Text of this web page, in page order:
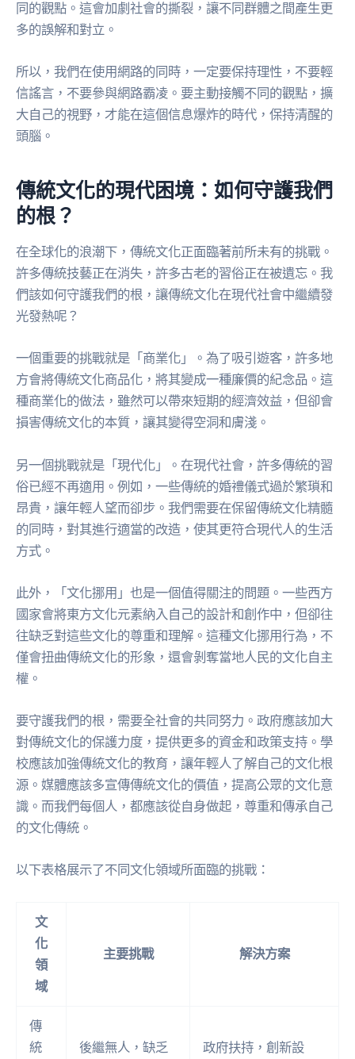
同的觀點。這會加劇社會的撕裂，讓不同群體之間產生更
多的誤解和對立。
所以，我們在使用網路的同時，一定要保持理性，不要輕
信謠言，不要參與網路霸凌。要主動接觸不同的觀點，擴
大自己的視野，才能在這個信息爆炸的時代，保持清醒的
頭腦。
傳統文化的現代困境：如何守護我們
的根？
在全球化的浪潮下，傳統文化正面臨著前所未有的挑戰。
許多傳統技藝正在消失，許多古老的習俗正在被遺忘。我
們該如何守護我們的根，讓傳統文化在現代社會中繼續發
光發熱呢？
一個重要的挑戰就是「商業化」。為了吸引遊客，許多地
方會將傳統文化商品化，將其變成一種廉價的紀念品。這
種商業化的做法，雖然可以帶來短期的經濟效益，但卻會
損害傳統文化的本質，讓其變得空洞和膚淺。
另一個挑戰就是「現代化」。在現代社會，許多傳統的習
俗已經不再適用。例如，一些傳統的婚禮儀式過於繁瑣和
昂貴，讓年輕人望而卻步。我們需要在保留傳統文化精髓
的同時，對其進行適當的改造，使其更符合現代人的生活
方式。
此外，「文化挪用」也是一個值得關注的問題。一些西方
國家會將東方文化元素納入自己的設計和創作中，但卻往
往缺乏對這些文化的尊重和理解。這種文化挪用行為，不
僅會扭曲傳統文化的形象，還會剝奪當地人民的文化自主
權。
要守護我們的根，需要全社會的共同努力。政府應該加大
對傳統文化的保護力度，提供更多的資金和政策支持。學
校應該加強傳統文化的教育，讓年輕人了解自己的文化根
源。媒體應該多宣傳傳統文化的價值，提高公眾的文化意
識。而我們每個人，都應該從自身做起，尊重和傳承自己
的文化傳統。
以下表格展示了不同文化領域所面臨的挑戰：
文
化
領
域
主要挑戰 解決方案
傳
統
後繼無人，缺乏
政府扶持，創新設